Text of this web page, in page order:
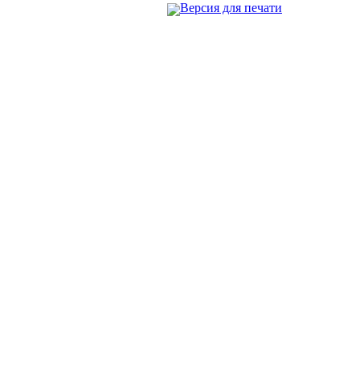
Версия для печати